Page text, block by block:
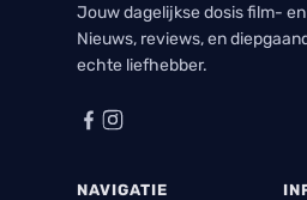
Jouw dagelijkse dosis film-
Nieuws, reviews, en
echte liefhebber.
NAVIGATIE